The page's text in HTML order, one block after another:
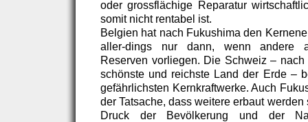
oder grossflächige Reparatur
somit nicht rentabel ist.
Belgien hat nach Fukushima den
aller-dings nur dann, wenn andere
Reserven vorliegen. Die Schweiz –
schönste und reichste Land der Erde –
gefährlichsten Kernkraftwerke. Auch
der Tatsache, dass weitere erbaut
Druck der Bevölkerung und der